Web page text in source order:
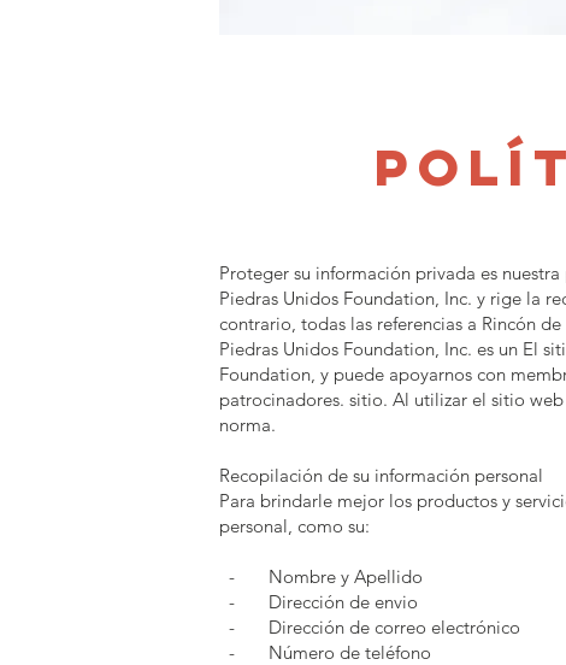
Proteger su información privada es
Piedras Unidos Foundation, Inc. y rige la
contrario, todas las referencias a Rincón
Piedras Unidos Foundation, Inc. es un El
Foundation, y puede apoyarnos con
patrocinadores. sitio. Al utilizar el sitio
norma.
Recopilación de su información personal
Para brindarle mejor los productos y
personal, como su:
- Nombre y Apellido
- Dirección de envio
- Dirección de correo electrónico
- Número de teléfono